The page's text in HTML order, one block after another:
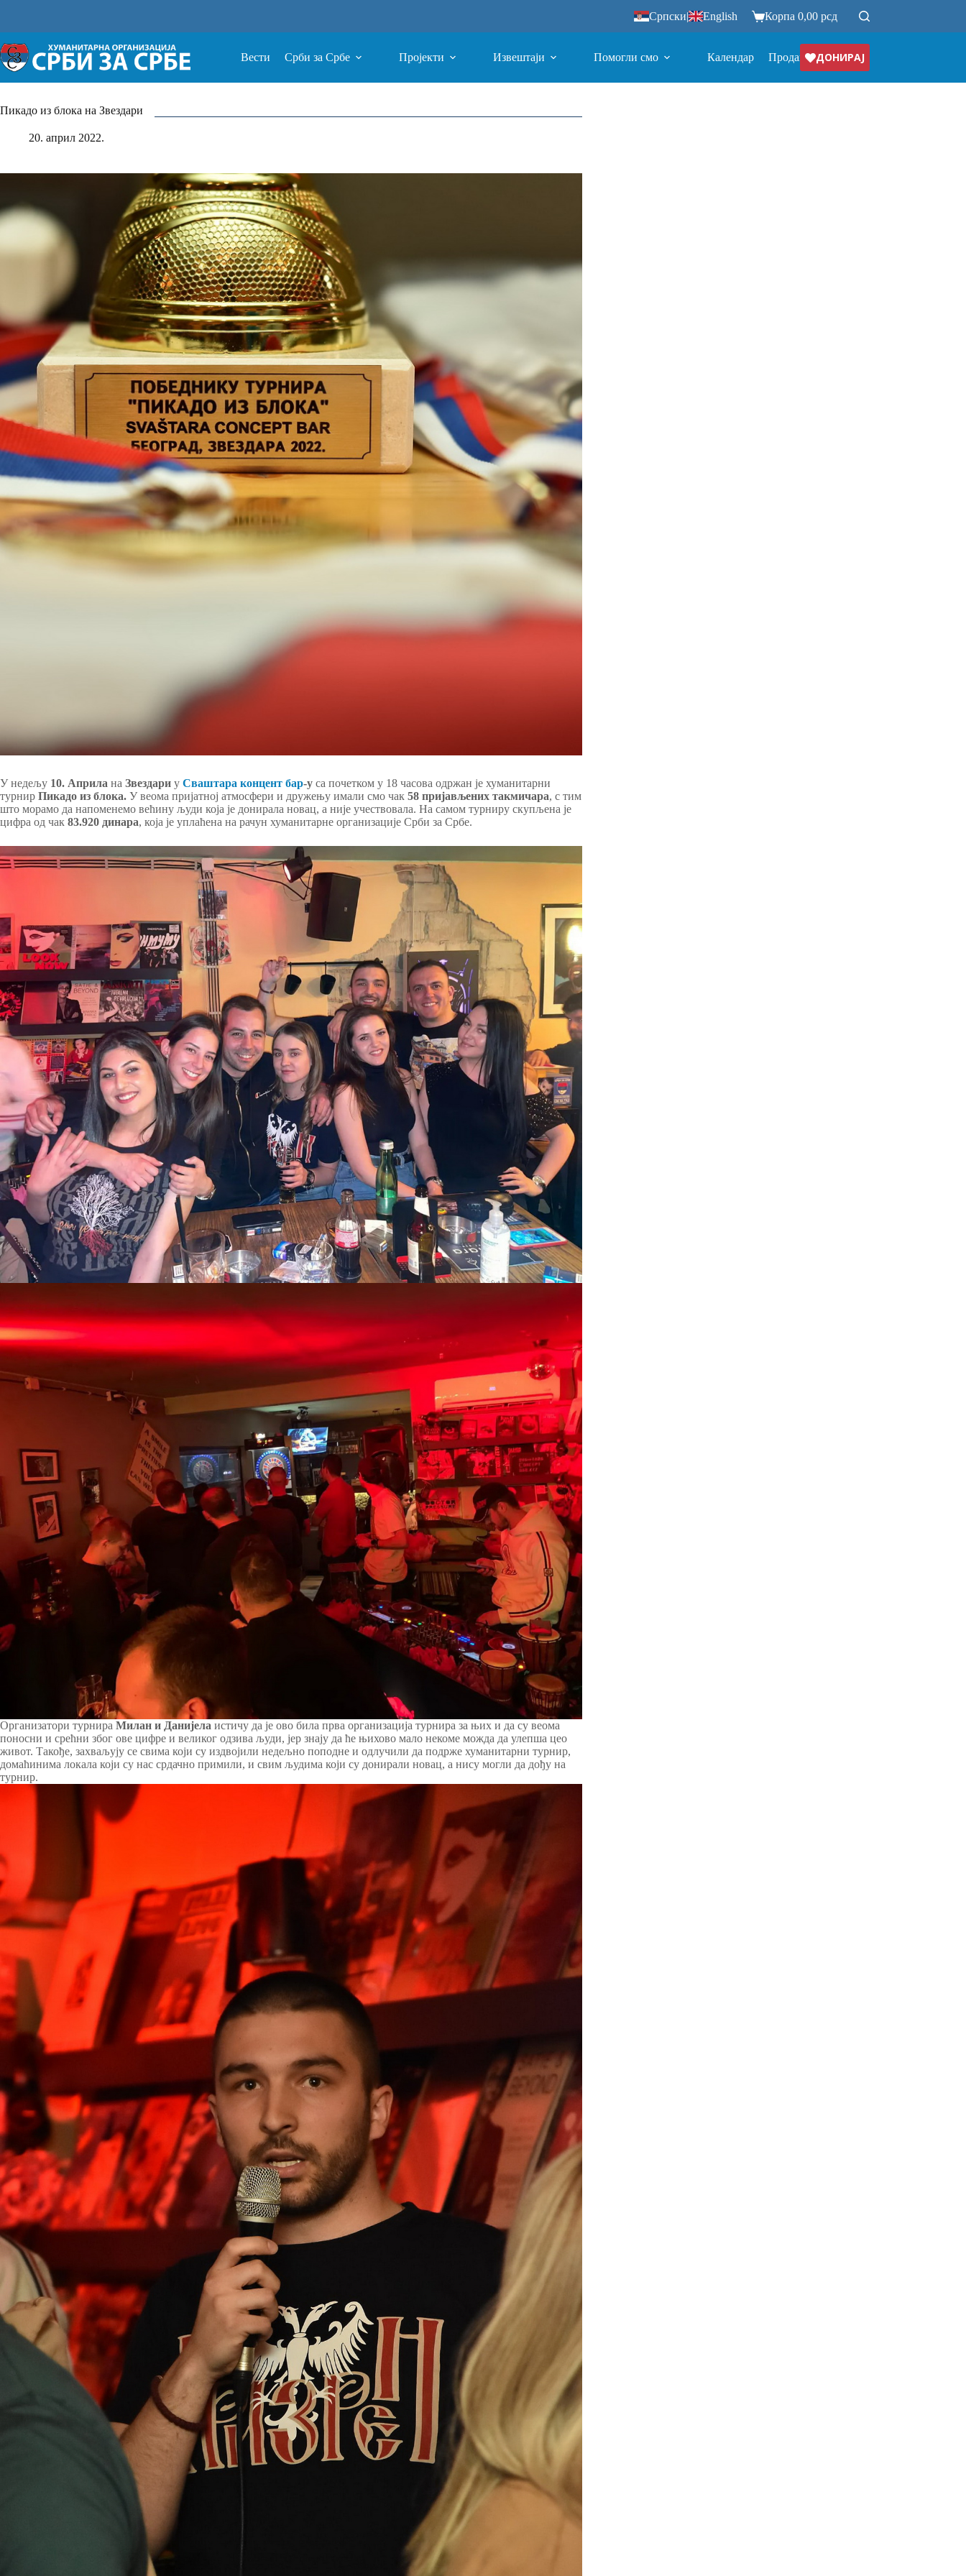
Српски| English Корпа 0,00 рсд
Вести Срби за Србе Пројекти Извештаји Помогли смо Календар ПродавницаДОНИРАЈ
Пикадо из блока на Звездари
20. април 2022.
У недељу 10. Априла на Звездари у Сваштара концент бар-у са почетком у 18 часова одржан је хуманитарни
турнир Пикадо из блока. У веома пријатној атмосфери и дружењу имали смо чак 58 пријављених такмичара, с тим
што морамо да напоменемо већину људи која је донирала новац, а није учествовала. На самом турниру скупљена је
цифра од чак 83.920 динара, која је уплаћена на рачун хуманитарне организације Срби за Србе.
Организатори турнира Милан и Данијела истичу да је ово била прва организација турнира за њих и да су веома
поносни и срећни због ове цифре и великог одзива људи, јер знају да ће њихово мало некоме можда да улепша цео
живот. Такође, захваљују се свима који су издвојили недељно поподне и одлучили да подрже хуманитарни турнир,
домаћинима локала који су нас срдачно примили, и свим људима који су донирали новац, а нису могли да дођу на
турнир.